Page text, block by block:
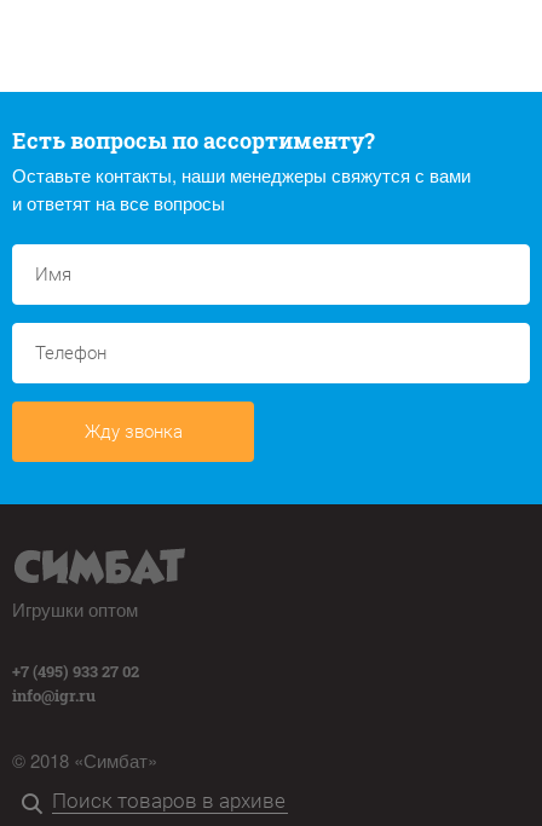
Есть вопросы по ассортименту?
Оставьте контакты, наши менеджеры свяжутся с вами
и ответят на все вопросы
Жду звонка
Игрушки оптом
+7 (495) 933 27 02
info@igr.ru
© 2018 «Симбат»